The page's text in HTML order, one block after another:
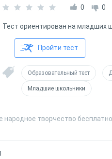
0 0
Тест ориентирован на младших
Пройти тест
Образовательный тест
Младшие школьники
народное творчество